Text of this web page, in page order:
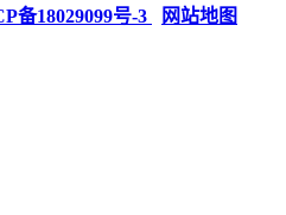
备18029099号-3 网站地图